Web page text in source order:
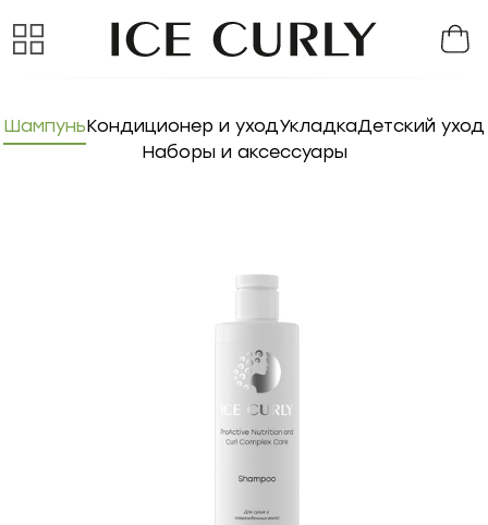
ШампуньКондиционер и уходУкладкаДетский уход
Наборы и аксессуары